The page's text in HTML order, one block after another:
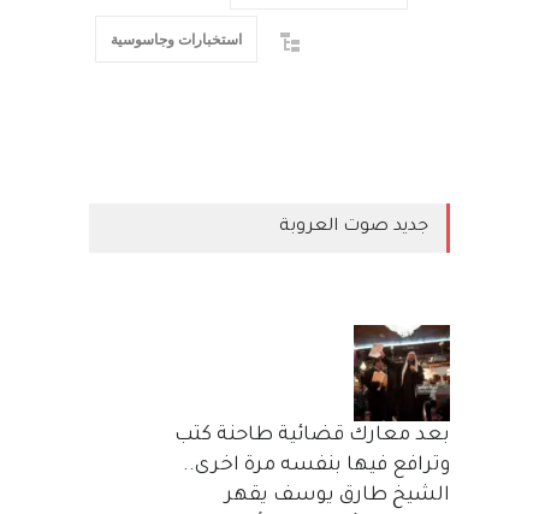
استخبارات وجاسوسية
جديد صوت العروبة
بعد معارك قضائية طاحنة كتب
وترافع فيها بنفسه مرة اخرى..
الشيخ طارق يوسف يقهر